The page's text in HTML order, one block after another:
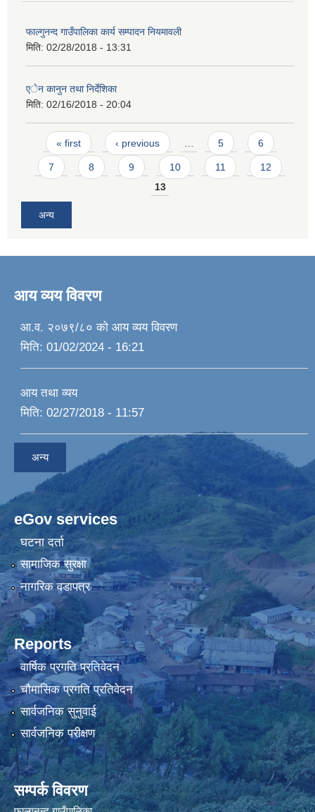
फाल्गुनन्द गाउँपालिका कार्य सम्पादन नियमावली
मिति: 02/28/2018 - 13:31
एेन कानुन तथा निर्देशिका
मिति: 02/16/2018 - 20:04
Pages
« first ‹ previous 5 6
7 8 9 10 11
12
13
अन्य
आय व्यय विवरण
आ.व. २०७९/८० को आय व्यय विवरण
मिति: 01/02/2024 - 16:21
आय तथा व्यय
मिति: 02/27/2018 - 11:57
अन्य
eGov services
घटना दर्ता
सामाजिक सुरक्षा
नागरिक वडापत्र
Reports
वार्षिक प्रगति प्रतिवेदन
चौमासिक प्रगति प्रतिवेदन
सार्वजनिक सुनुवाई
सार्वजनिक परीक्षण
सम्पर्क विवरण